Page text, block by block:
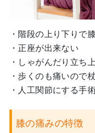
・階段の上り下りで
・正座が出来ない
・しゃがんだり立ち
・歩くのも痛いので
・人工関節にする手
膝の痛みの特徴